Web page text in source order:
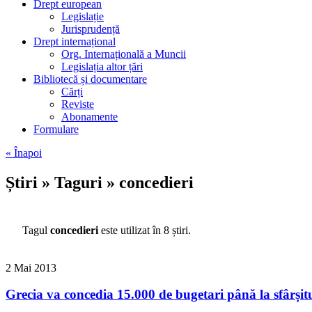
Drept european
Legislație
Jurisprudență
Drept internațional
Org. Internațională a Muncii
Legislația altor țări
Bibliotecă și documentare
Cărți
Reviste
Abonamente
Formulare
« Înapoi
Știri » Taguri » concedieri
Tagul concedieri este utilizat în 8 știri.
2 Mai 2013
Grecia va concedia 15.000 de bugetari până la